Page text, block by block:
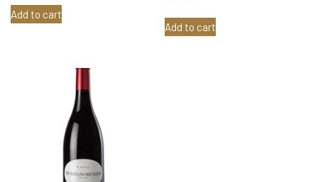
Add to cart
Add to cart